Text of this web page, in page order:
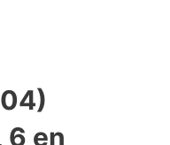
6 en